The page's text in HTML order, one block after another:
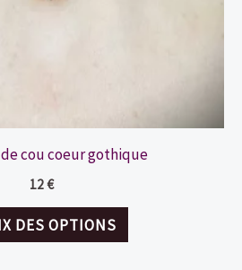
cou coeur gothique
12€
DES OPTIONS
Ce
produit